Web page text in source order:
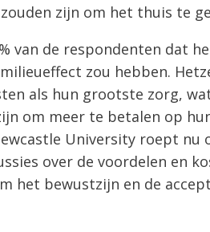
zijn om het thuis te
van de respondenten dat
zou hebben.
als hun grootste zorg,
om meer te betalen op
University roept
over de voordelen en
het bewustzijn en de